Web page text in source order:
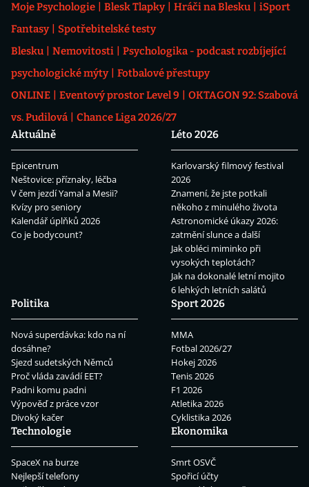
Moje Psychologie Blesk Tlapky Hráči na Blesku
iSport
Fantasy
Spotřebitelské testy
Blesku
Nemovitosti
Psychologika - podcast rozbíjející
psychologické mýty
Fotbalové přestupy
ONLINE
Eventový prostor Level 9
OKTAGON 92: Szabová
vs. Pudilová
Chance Liga 2026/27
Aktuálně
Epicentrum
Neštovice: příznaky, léčba
V čem jezdí Yamal a Mesii?
Kvízy pro seniory
Kalendář úplňků 2026
Co je bodycount?
Léto 2026
Karlovarský filmový festival
2026
Znamení, že jste potkali
někoho z minulého života
Astronomické úkazy 2026:
zatmění slunce a další
Jak obléci miminko při
vysokých teplotách?
Jak na dokonalé letní mojito
6 lehkých letních salátů
Politika
Nová superdávka: kdo na ní
dosáhne?
Sjezd sudetských Němců
Proč vláda zavádí EET?
Padni komu padni
Výpověď z práce vzor
Divoký kačer
Sport 2026
MMA
Fotbal 2026/27
Hokej 2026
Tenis 2026
F1 2026
Atletika 2026
Cyklistika 2026
Technologie
SpaceX na burze
Nejlepší telefony
Ekonomika
Smrt OSVČ
Spořicí účty